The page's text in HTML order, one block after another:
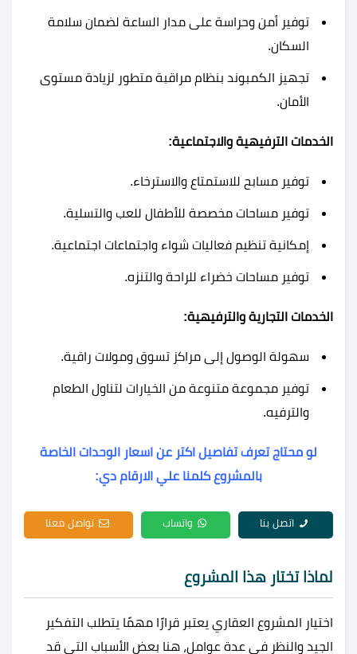
توفير أمن وحراسة على مدار الساعة لضمان سلامة
السكان.
تجهيز الكمبوند بنظام مراقبة متطور لزيادة مستوى
الأمان.
الخدمات الترفيهية والاجتماعية:
توفير مسابح للاستمتاع والاسترخاء.
توفير مساحات مخصصة للأطفال للعب والتسلية.
إمكانية تنظيم فعاليات شواء واجتماعات اجتماعية.
توفير مساحات خضراء للراحة والتنزه.
الخدمات التجارية والترفيهية:
سهولة الوصول إلى مراكز تسوق ومولات راقية.
توفير مجموعة متنوعة من الخيارات لتناول الطعام
والترفيه.
لو محتاج تعرف تفاصيل اكتر عن اسعار الوحدات الخاصة
بالمشروع كلمنا علي الارقام دي:
اتصل بنا واتساب تواصل معنا
لماذا تختار هذا المشروع
اختيار المشروع العقاري يعتبر قرارًا مهمًا يتطلب التفكير
الجيد والنظر في عدة عوامل، هنا بعض الأسباب التي قد